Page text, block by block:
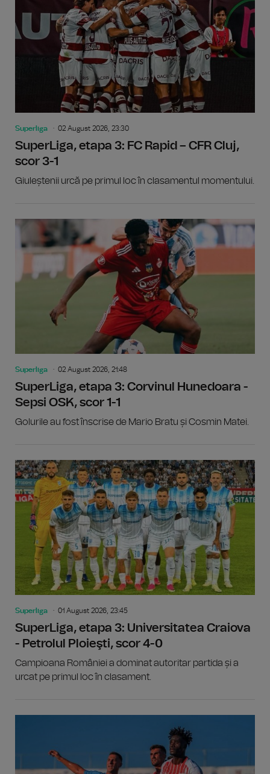
Superliga 02 August 2026, 23:30
SuperLiga, etapa 3: FC Rapid – CFR Cluj,
scor 3-1
Giuleștenii urcă pe primul loc în clasamentul momentului.
Superliga 02 August 2026, 21:48
SuperLiga, etapa 3: Corvinul Hunedoara -
Sepsi OSK, scor 1-1
Golurile au fost înscrise de Mario Bratu și Cosmin Matei.
Superliga 01 August 2026, 23:45
SuperLiga, etapa 3: Universitatea Craiova
- Petrolul Ploieşti, scor 4-0
Campioana României a dominat autoritar partida și a
urcat pe primul loc în clasament.